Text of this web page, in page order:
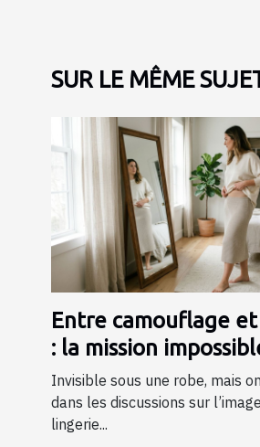
SUR LE MÊME
Entre camouflage
: la mission
lingerie gainante ?
Invisible sous une robe, mais
dans les discussions sur
lingerie...